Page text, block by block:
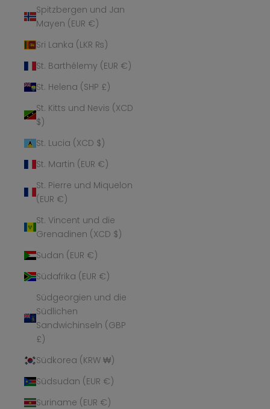
Spitzbergen und Jan
Mayen (EUR €)
Sri Lanka (LKR ₨)
St. Barthélemy (EUR €)
St. Helena (SHP £)
St. Kitts und Nevis (XCD
$)
St. Lucia (XCD $)
St. Martin (EUR €)
St. Pierre und Miquelon
(EUR €)
St. Vincent und die
Grenadinen (XCD $)
Sudan (EUR €)
Südafrika (EUR €)
Südgeorgien und die
Südlichen
Sandwichinseln (GBP
£)
Südkorea (KRW ₩)
Südsudan (EUR €)
Suriname (EUR €)